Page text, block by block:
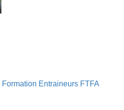
Formation Entraineurs FTFA